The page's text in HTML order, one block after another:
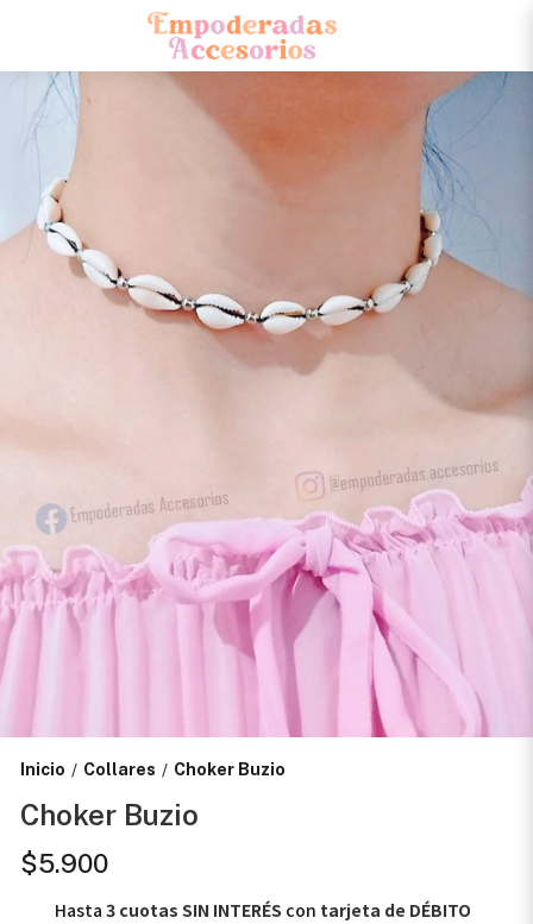
Inicio / Collares / Choker Buzio
Choker Buzio
$5.900
Hasta 3 cuotas SIN INTERÉS con tarjeta de DÉBITO